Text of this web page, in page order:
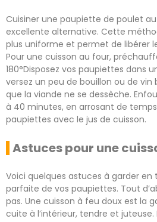
Cuisiner une paupiette de poulet
excellente alternative. Cette
plus uniforme et permet de libérer
Pour une cuisson au four,
180°Disposez vos paupiettes dans
versez un peu de bouillon ou de
que la viande ne se dessèche.
à 40 minutes, en arrosant de
paupiettes avec le jus de cuisson.
Astuces pour une
Voici quelques astuces à garder
parfaite de vos paupiettes. Tout
pas. Une cuisson à feu doux est la
cuite à l’intérieur, tendre et juteuse.